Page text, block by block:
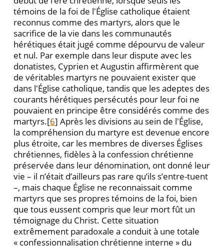
témoins de la foi de l'Église catholique étaient
reconnus comme des martyrs, alors que le
sacrifice de la vie dans les communautés
hérétiques était jugé comme dépourvu de valeur
et nul. Par exemple dans leur dispute avec les
donatistes, Cyprien et Augustin affirmèrent que
de véritables martyrs ne pouvaient exister que
dans l'Église catholique, tandis que les adeptes des
courants hérétiques persécutés pour leur foi ne
pouvaient en principe être considérés comme des
martyrs.[6] Après les divisions au sein de l'Église,
la compréhension du martyre est devenue encore
plus étroite, car les membres de diverses Églises
chrétiennes, fidèles à la confession chrétienne
préservée dans leur dénomination, ont donné leur
vie – il n’était d’ailleurs pas rare qu’ils s’entre-tuent
–, mais chaque Église ne reconnaissait comme
martyrs que ses propres témoins de la foi, bien
que tous eussent compris que leur mort fût un
témoignage du Christ. Cette situation
extrêmement paradoxale a conduit à une totale
« confessionnalisation chrétienne interne » du